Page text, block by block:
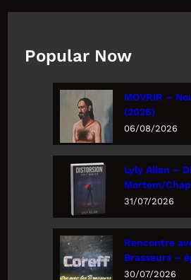
Popular Now
MOVRIR –
(2026)
06/08/2026
Lyly Allan –
Mortem/
31/07/2026
Rencontre
Brasseurs –
30/07/2026